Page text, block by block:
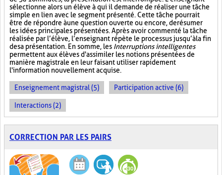
sélectionne alors un élève à qui il demande de réaliser une tâche
simple en lien avec le segment présenté. Cette tâche pourrait
être de répondre à une question ouverte ou encore, de résumer
les idées principales présentées. Après avoir commenté la tâche
réalisée par l’élève, l’enseignant répète le processus jusqu’à la fin
de sa présentation. En somme, les Interruptions intelligentes
permettent aux élèves d'assimiler les notions présentées de
manière magistrale en leur faisant utiliser rapidement
l'information nouvellement acquise.
Enseignement magistral (5) Participation active (6)
Interactions (2)
CORRECTION PAR LES PAIRS